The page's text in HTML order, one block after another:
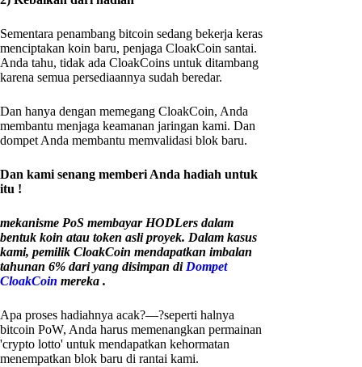
Sementara penambang bitcoin sedang bekerja keras
menciptakan koin baru, penjaga CloakCoin santai.
Anda tahu, tidak ada CloakCoins untuk ditambang
karena semua persediaannya sudah beredar.
Dan hanya dengan memegang CloakCoin, Anda
membantu menjaga keamanan jaringan kami. Dan
dompet Anda membantu memvalidasi blok baru.
Dan kami senang memberi Anda hadiah untuk
itu !
mekanisme PoS membayar HODLers dalam
bentuk koin atau token asli proyek. Dalam kasus
kami, pemilik CloakCoin mendapatkan imbalan
tahunan 6% dari yang disimpan di Dompet
CloakCoin mereka .
Apa proses hadiahnya acak?—?seperti halnya
bitcoin PoW, Anda harus memenangkan permainan
'crypto lotto' untuk mendapatkan kehormatan
menempatkan blok baru di rantai kami.